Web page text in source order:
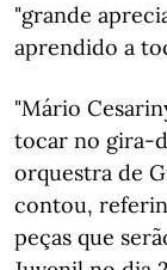
"grande
aprendido a
"Mário
tocar no gira-
orquestra de
contou,
peças que